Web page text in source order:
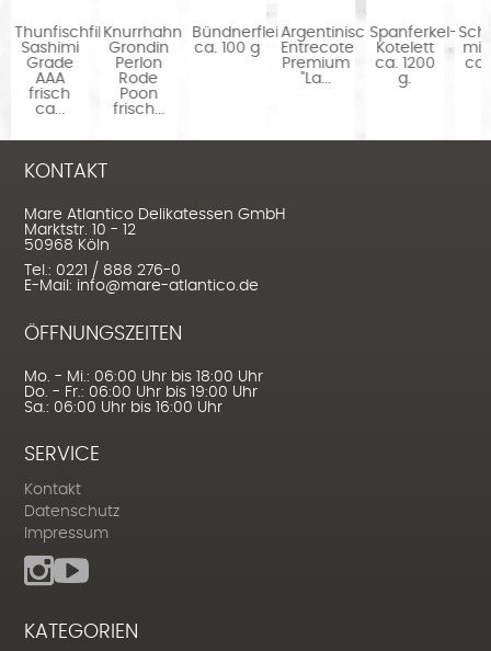
Thunfischfilet
Sashimi
Grade
AAA
frisch
ca...
Knurrhahn
Grondin
Perlon
Rode
Poon
frisch...
Bündnerfleisch
ca. 100 g
Argentinisches
Entrecote
Premium
"La...
Spanferkel-
Kotelett
ca. 1200
g.
mit
ca.
KONTAKT
Mare Atlantico Delikatessen GmbH
Marktstr. 10 - 12
50968 Köln
Tel.: 0221 / 888 276-0
E-Mail: info@mare-atlantico.de
ÖFFNUNGSZEITEN
Mo. - Mi.: 06:00 Uhr bis 18:00 Uhr
Do. - Fr.: 06:00 Uhr bis 19:00 Uhr
Sa.: 06:00 Uhr bis 16:00 Uhr
SERVICE
Kontakt
Datenschutz
Impressum
KATEGORIEN